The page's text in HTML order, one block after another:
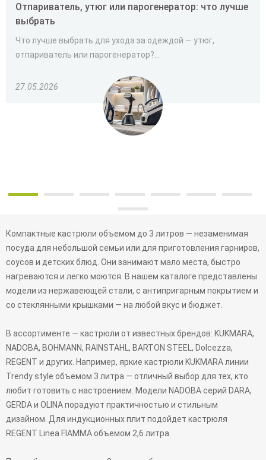
Отпариватель, утюг или парогенератор: что лучше
выбрать
Что лучше выбрать для ухода за одеждой — утюг,
отпариватель или парогенератор?...
27.05.2026
Компактные кастрюли объемом до 3 литров — незаменимая
посуда для небольшой семьи или для приготовления гарниров,
соусов и детских блюд. Они занимают мало места, быстро
нагреваются и легко моются. В нашем каталоге представлены
модели из нержавеющей стали, с антипригарным покрытием и
со стеклянными крышками — на любой вкус и бюджет.
В ассортименте — кастрюли от известных брендов: KUKMARA,
NADOBA, BOHMANN, RAINSTAHL, BARTON STEEL, Dolcezza,
REGENT и других. Например, яркие кастрюли KUKMARA линии
Trendy style объемом 3 литра — отличный выбор для тех, кто
любит готовить с настроением. Модели NADOBA серий DARA,
GERDA и OLINA порадуют практичностью и стильным
дизайном. Для индукционных плит подойдет кастрюля
REGENT Linea FIAMMA объемом 2,6 литра.